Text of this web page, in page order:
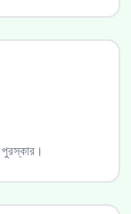
পুরস্কার।